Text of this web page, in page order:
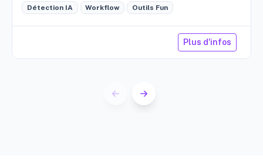
Détection IA Workflow Outils Fun
Plus d'infos